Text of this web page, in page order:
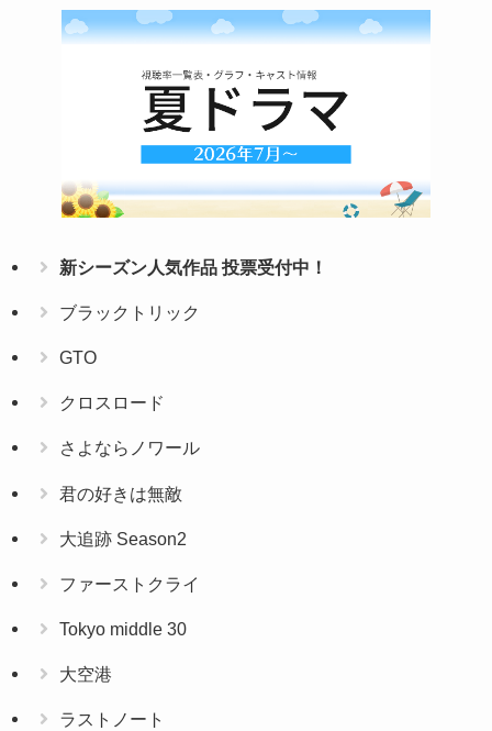
新シーズン人気作品 投票受付中！
ブラックトリック
GTO
クロスロード
さよならノワール
君の好きは無敵
大追跡 Season2
ファーストクライ
Tokyo middle 30
大空港
ラストノート